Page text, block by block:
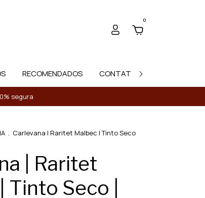
0
RECOMENDADOS CONTATO
segura
. Carlevana | Raritet Malbec | Tinto Seco
| Raritet
Tinto Seco |